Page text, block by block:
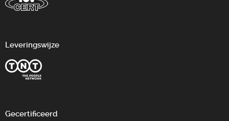
Leveringswijze
Gecertificeerd